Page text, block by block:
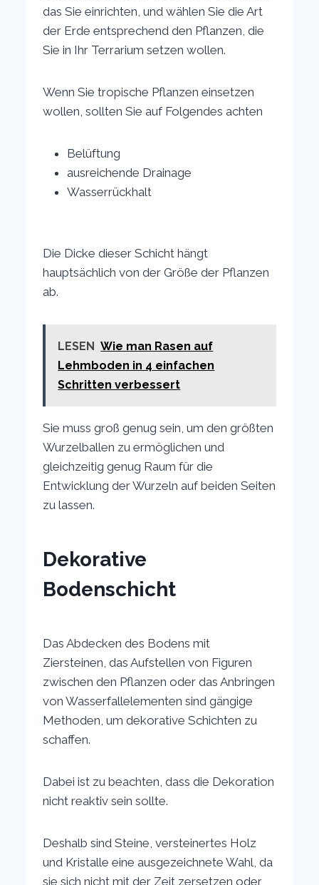
das Sie einrichten, und wählen Sie die Art
der Erde entsprechend den Pflanzen, die
Sie in Ihr Terrarium setzen wollen.
Wenn Sie tropische Pflanzen einsetzen
wollen, sollten Sie auf Folgendes achten
Belüftung
ausreichende Drainage
Wasserrückhalt
Die Dicke dieser Schicht hängt
hauptsächlich von der Größe der Pflanzen
ab.
LESEN Wie man Rasen auf
Lehmboden in 4 einfachen
Schritten verbessert
Sie muss groß genug sein, um den größten
Wurzelballen zu ermöglichen und
gleichzeitig genug Raum für die
Entwicklung der Wurzeln auf beiden Seiten
zu lassen.
Dekorative
Bodenschicht
Das Abdecken des Bodens mit
Ziersteinen, das Aufstellen von Figuren
zwischen den Pflanzen oder das Anbringen
von Wasserfallelementen sind gängige
Methoden, um dekorative Schichten zu
schaffen.
Dabei ist zu beachten, dass die Dekoration
nicht reaktiv sein sollte.
Deshalb sind Steine, versteinertes Holz
und Kristalle eine ausgezeichnete Wahl, da
sie sich nicht mit der Zeit zersetzen oder